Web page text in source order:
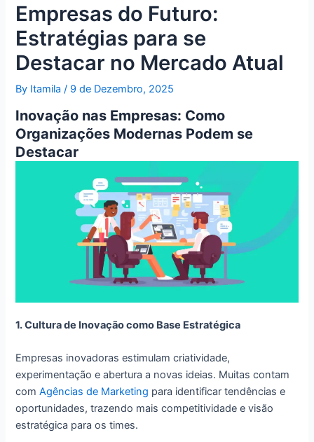
Empresas do Futuro:
Estratégias para se
Destacar no Mercado Atual
By Itamila / 9 de Dezembro, 2025
Inovação nas Empresas: Como
Organizações Modernas Podem se
Destacar
1. Cultura de Inovação como Base Estratégica
Empresas inovadoras estimulam criatividade,
experimentação e abertura a novas ideias. Muitas contam
comAgências de Marketing para identificar tendências e
oportunidades, trazendo mais competitividade e visão
estratégica para os times.